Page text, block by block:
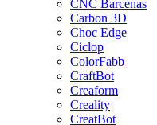
CNC Barcenas
Carbon 3D
Choc Edge
Ciclop
ColorFabb
CraftBot
Creaform
Creality
CreatBot